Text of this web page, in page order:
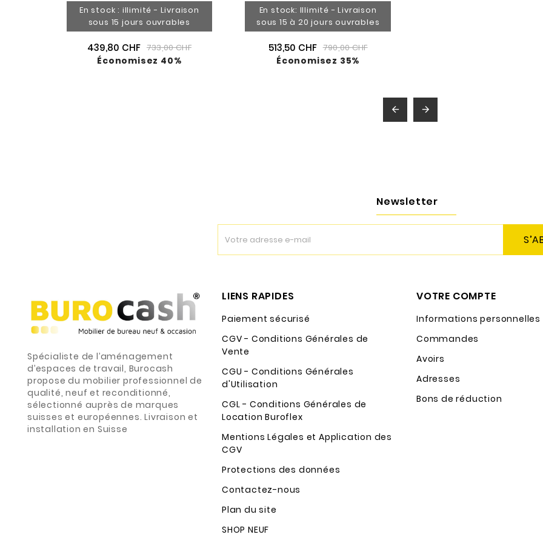
En stock : illimité - Livraison
sous 15 jours ouvrables
439,80 CHF 733,00 CHF
Économisez 40%
En stock: Illimité - Livraison
sous 15 à 20 jours ouvrables
513,50 CHF 790,00 CHF
Économisez 35%
 
Newsletter
Spécialiste de l’aménagement
d’espaces de travail, Burocash
propose du mobilier professionnel de
qualité, neuf et reconditionné,
sélectionné auprès de marques
suisses et européennes. Livraison et
installation en Suisse
LIENS RAPIDES
Paiement sécurisé
CGV - Conditions Générales de
Vente
CGU - Conditions Générales
d'Utilisation
CGL - Conditions Générales de
Location Buroflex
Mentions Légales et Application des
CGV
Protections des données
Contactez-nous
Plan du site
SHOP NEUF
VOTRE COMPTE
Informations personnelles
Commandes
Avoirs
Adresses
Bons de réduction